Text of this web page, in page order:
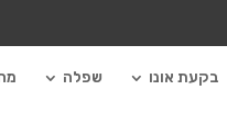
בקעת אונו שפלה